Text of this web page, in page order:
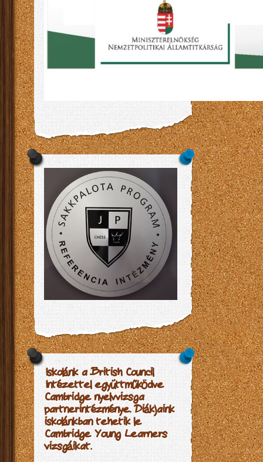
Iskolánk a British Council
Intézettel együttműködve
Cambridge nyelvvizsga
partnerintézménye. Diákjaink
iskolánkban tehetik le
Cambridge Young Learners
vizsgáikat.